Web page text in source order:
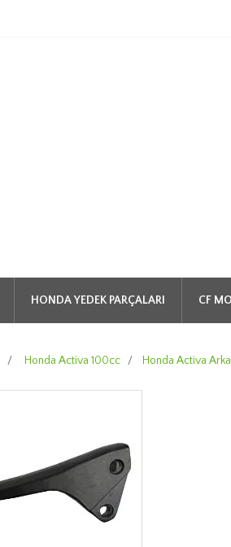
HONDA YEDEK PARÇALARI CF
/ Honda Activa 100cc / Honda Activa